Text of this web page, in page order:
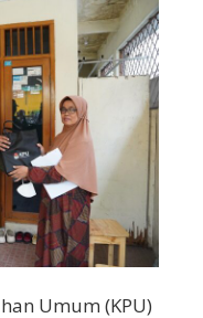
Umum (KPU)